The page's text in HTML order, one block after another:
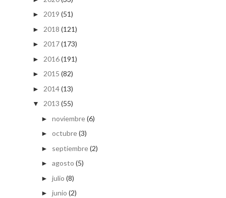
► 2019 (51)
► 2018 (121)
► 2017(173)
► 2016(191)
► 2015 (82)
► 2014(13)
▼ 2013 (55)
► noviembre(6)
► octubre(3)
► septiembre(2)
► agosto (5)
► julio (8)
► junio (2)